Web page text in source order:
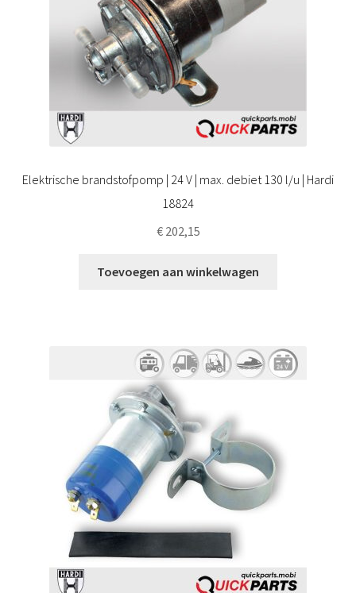
Elektrische brandstofpomp | 24 V | max. debiet 130 l/u | Hardi
18824
€202,15
Toevoegen aan winkelwagen